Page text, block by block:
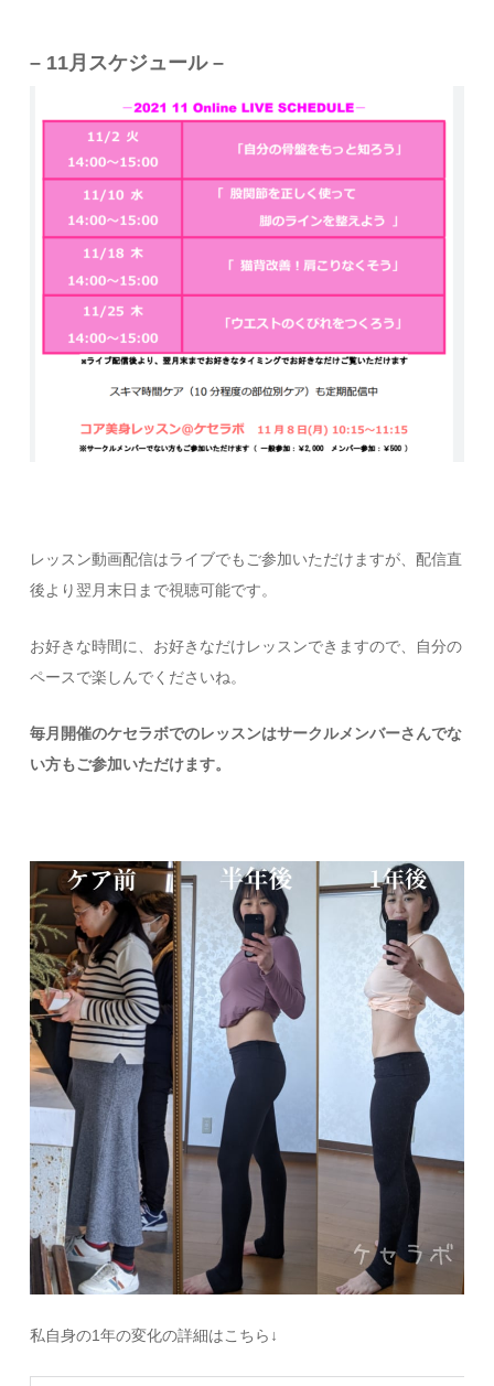
– 11月スケジュール –
レッスン動画配信はライブでもご参加いただけますが、配信直
後より翌月末日まで視聴可能です。
お好きな時間に、お好きなだけレッスンできますので、自分の
ペースで楽しんでくださいね。
毎月開催のケセラボでのレッスンはサークルメンバーさんでな
い方もご参加いただけます。
私自身の1年の変化の詳細はこちら↓